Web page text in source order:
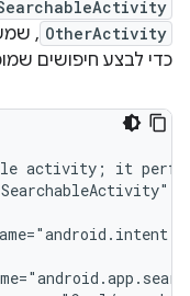
OtherActivity
,
כדי לבצע חיפושים
activity; it